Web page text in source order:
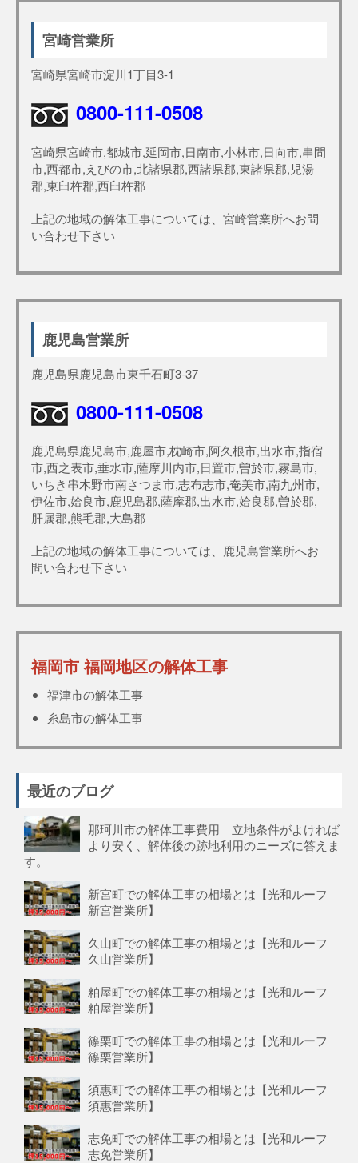
宮崎営業所
宮崎県宮崎市淀川1丁目3-1
0800-111-0508
宮崎県宮崎市,都城市,延岡市,日南市,小林市,日向市,串間
市,西都市,えびの市,北諸県郡,西諸県郡,東諸県郡,児湯
郡,東臼杵郡,西臼杵郡
上記の地域の解体工事については、宮崎営業所へお問
い合わせ下さい
鹿児島営業所
鹿児島県鹿児島市東千石町3-37
0800-111-0508
鹿児島県鹿児島市,鹿屋市,枕崎市,阿久根市,出水市,指宿
市,西之表市,垂水市,薩摩川内市,日置市,曽於市,霧島市,
いちき串木野市南さつま市,志布志市,奄美市,南九州市,
伊佐市,姶良市,鹿児島郡,薩摩郡,出水市,姶良郡,曽於郡,
肝属郡,熊毛郡,大島郡
上記の地域の解体工事については、鹿児島営業所へお
問い合わせ下さい
福岡市 福岡地区の解体工事
福津市の解体工事
糸島市の解体工事
最近のブログ
那珂川市の解体工事費用 立地条件がよければ
より安く、解体後の跡地利用のニーズに答えま
す。
新宮町での解体工事の相場とは【光和ルーフ
新宮営業所】
久山町での解体工事の相場とは【光和ルーフ
久山営業所】
粕屋町での解体工事の相場とは【光和ルーフ
粕屋営業所】
篠栗町での解体工事の相場とは【光和ルーフ
篠栗営業所】
須惠町での解体工事の相場とは【光和ルーフ
須惠営業所】
志免町での解体工事の相場とは【光和ルーフ
志免営業所】